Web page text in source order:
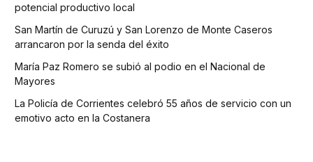
potencial productivo local
San Martín de Curuzú y San Lorenzo de Monte Caseros
arrancaron por la senda del éxito
María Paz Romero se subió al podio en el Nacional de
Mayores
La Policía de Corrientes celebró 55 años de servicio con un
emotivo acto en la Costanera